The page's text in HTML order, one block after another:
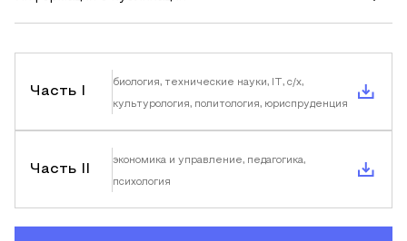
Часть I
биология, технические науки, IT, с/х,
культурология, политология, юриспруденция
Часть II
экономика и управление, педагогика,
психология